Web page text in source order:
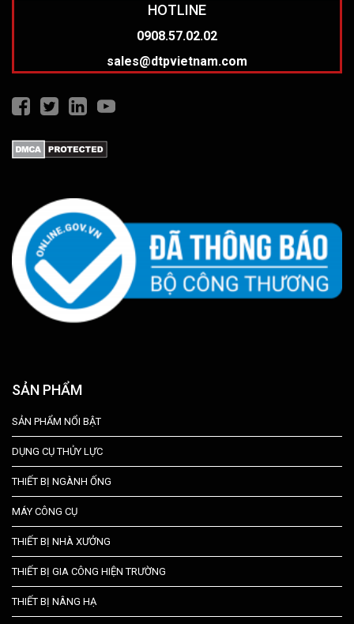
HOTLINE
0908.57.02.02
sales@dtpvietnam.com
SẢN PHẨM
SẢN PHẨM NỔI BẬT
DỤNG CỤ THỦY LỰC
THIẾT BỊ NGÀNH ỐNG
MÁY CÔNG CỤ
THIẾT BỊ NHÀ XƯỞNG
THIẾT BỊ GIA CÔNG HIỆN TRƯỜNG
THIẾT BỊ NÂNG HẠ